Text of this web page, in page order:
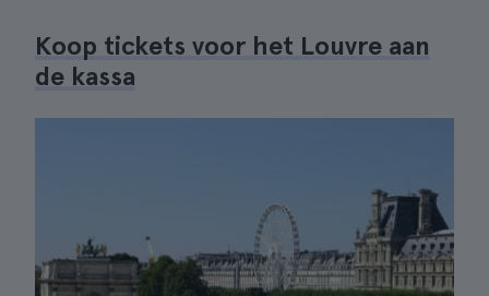
Koop tickets voor het Louvre aan
de kassa